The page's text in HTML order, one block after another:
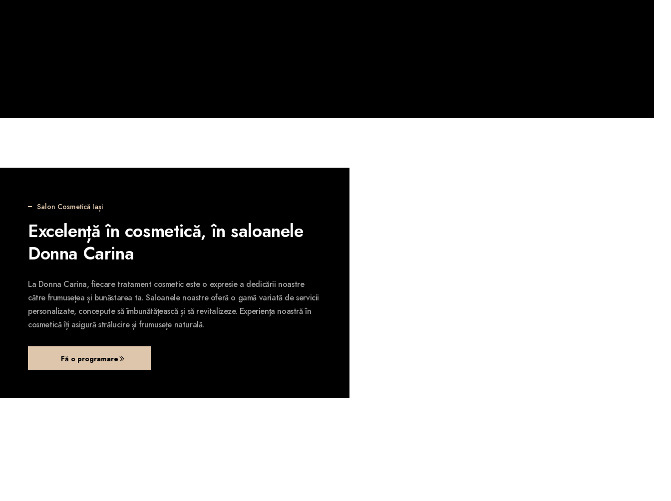
Salon Cosmetică Iași
Excelență în cosmetică, în saloanele
Donna Carina
La Donna Carina, fiecare tratament cosmetic este o expresie a dedicării noastre
către frumusețea și bunăstarea ta. Saloanele noastre oferă o gamă variată de servicii
personalizate, concepute să îmbunătățească și să revitalizeze. Experiența noastră în
cosmetică îți asigură strălucire și frumusețe naturală.
Fă o programare